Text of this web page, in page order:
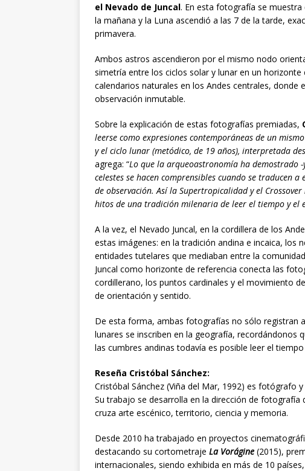
el Nevado de Juncal. En esta fotografía se
la mañana y la Luna ascendió a las 7 de la tarde,
primavera.
Ambos astros ascendieron por el mismo nodo
simetría entre los ciclos solar y lunar en un
calendarios naturales en los Andes centrales,
observación inmutable.
Sobre la explicación de estas fotografías premiadas,
leerse como expresiones contemporáneas de un
y el ciclo lunar (metódico, de 19 años), interpretada
agrega: “Lo que la arqueoastronomía ha demostrado
celestes se hacen comprensibles cuando se traducen
de observación. Así la Supertropicalidad y el
hitos de una tradición milenaria de leer el tiempo y el
A la vez, el Nevado Juncal, en la cordillera de los
estas imágenes: en la tradición andina e incaica, los
entidades tutelares que mediaban entre la
Juncal como horizonte de referencia conecta las
cordillerano, los puntos cardinales y el movimiento
de orientación y sentido.
De esta forma, ambas fotografías no sólo registran
lunares se inscriben en la geografía,
las cumbres andinas todavía es posible leer el
Reseña Cristóbal Sánchez:
Cristóbal Sánchez (Viña del Mar, 1992) es fotógrafo
Su trabajo se desarrolla en la dirección de
cruza arte escénico, territorio, ciencia y memoria.
Desde 2010 ha trabajado en proyectos
destacando su cortometraje La Vorágine (2015),
internacionales, siendo exhibida en más de 10